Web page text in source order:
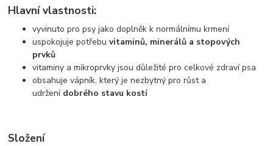
Hlavní vlastnosti:
vyvinuto pro psy jako doplněk k normálnímu krmení
uspokojuje potřebuvitaminů, minerálů a stopových
prvků
vitaminy a mikroprvky jsou důležité pro celkové zdraví psa
obsahuje vápník, který je nezbytný pro růst a
udržení dobrého stavu kostí
Složení